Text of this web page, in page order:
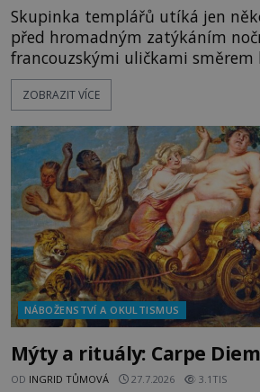
Skupinka templářů utíká jen
před hromadným zatýkáním
francouzskými uličkami směrem
přístavu. Jeden z nich má přes
tajemným obsahem. Kapitán lodi už na ně čeká.
vyplouváme,“ sdělí jim. „Kam
kapitáne?“ zeptá se ho jeden z
ZOBRAZIT VÍCE
NÁBOŽENSTVÍ A OKULTISMUS
Mýty a rituály: Carpe
OD INGRID TŮMOVÁ 27.7.2026 3.1TIS